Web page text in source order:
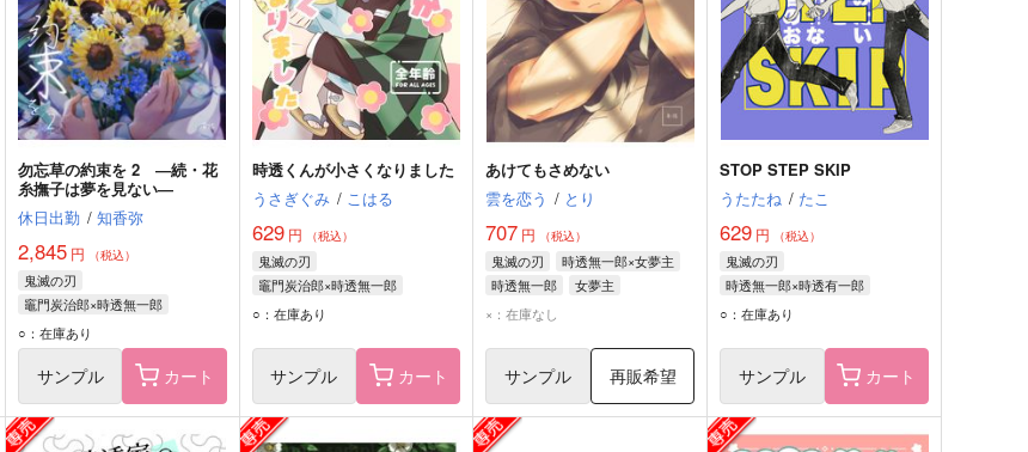
勿忘草の約束を 2 ―続・花
糸撫子は夢を見ない―
休日出勤 / 知香弥
2,845円 （税込）
鬼滅の刃
竈門炭治郎×時透無一郎
竈門炭治郎
○：在庫あり
サンプル カート
時透くんが小さくなりました
うさぎぐみ / こはる
629円 （税込）
鬼滅の刃
竈門炭治郎×時透無一郎
竈門炭治郎
○：在庫あり
サンプル カート
あけてもさめない
雲を恋う / とり
707 円 （税込）
鬼滅の刃
時透無一郎×女夢主
時透無一郎
女夢主
×：在庫なし
サンプル 再販希望
STOP STEP SKIP
うたたね / たこ
629 円 （税込）
鬼滅の刃
時透無一郎×時透有一郎
時透無一郎
○：在庫あり
サンプル カート